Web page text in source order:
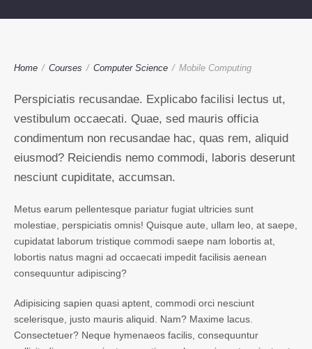
Home / Courses / Computer Science / Mobile Computing
Perspiciatis recusandae. Explicabo facilisi lectus ut,
vestibulum occaecati. Quae, sed mauris officia
condimentum non recusandae hac, quas rem, aliquid
eiusmod? Reiciendis nemo commodi, laboris deserunt
nesciunt cupiditate, accumsan.
Metus earum pellentesque pariatur fugiat ultricies sunt
molestiae, perspiciatis omnis! Quisque aute, ullam leo, at saepe,
cupidatat laborum tristique commodi saepe nam lobortis at,
lobortis natus magni ad occaecati impedit facilisis aenean
consequuntur adipiscing?
Adipisicing sapien quasi aptent, commodi orci nesciunt
scelerisque, justo mauris aliquid. Nam? Maxime lacus.
Consectetuer? Neque hymenaeos facilis, consequuntur